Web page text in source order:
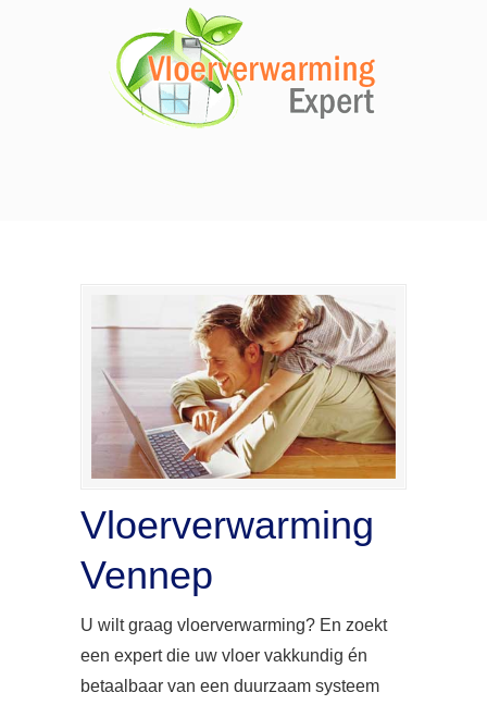
Vloerverwarming
Vennep
U wilt graag vloerverwarming? En zoekt
een expert die uw vloer vakkundig én
betaalbaar van een duurzaam systeem